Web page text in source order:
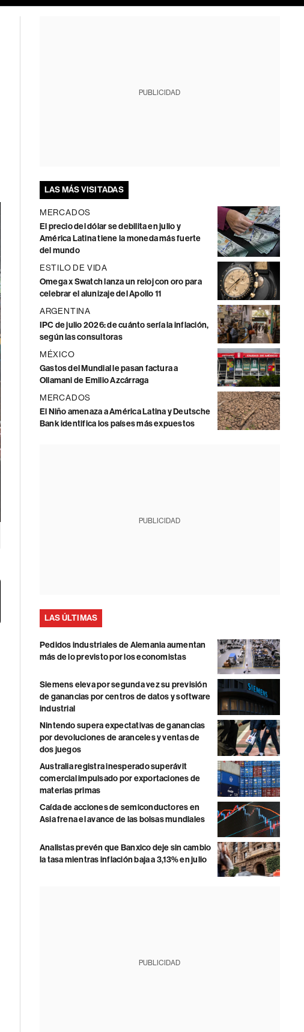
PUBLICIDAD
LAS MÁS VISITADAS
MERCADOS
El precio del dólar se debilita en julio y
América Latina tiene la moneda más fuerte
del mundo
ESTILO DE VIDA
Omega x Swatch lanza un reloj con oro para
celebrar el alunizaje del Apollo 11
ARGENTINA
IPC de julio 2026: de cuánto sería la inflación,
según las consultoras
MÉXICO
Gastos del Mundial le pasan factura a
Ollamani de Emilio Azcárraga
MERCADOS
El Niño amenaza a América Latina y Deutsche
Bank identifica los países más expuestos
PUBLICIDAD
LAS ÚLTIMAS
Pedidos industriales de Alemania aumentan
más de lo previsto por los economistas
Siemens eleva por segunda vez su previsión
de ganancias por centros de datos y software
industrial
Nintendo supera expectativas de ganancias
por devoluciones de aranceles y ventas de
dos juegos
Australia registra inesperado superávit
comercial impulsado por exportaciones de
materias primas
Caída de acciones de semiconductores en
Asia frena el avance de las bolsas mundiales
Analistas prevén que Banxico deje sin cambio
la tasa mientras inflación baja a 3,13% en julio
PUBLICIDAD